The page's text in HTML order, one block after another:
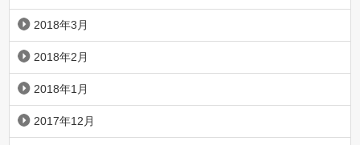
2018年3月
2018年2月
2018年1月
2017年12月